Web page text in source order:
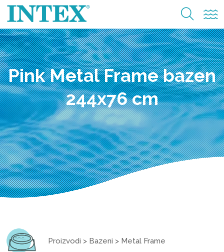
Pink Metal Frame bazen
244x76 cm
Proizvodi > Bazeni > Metal Frame